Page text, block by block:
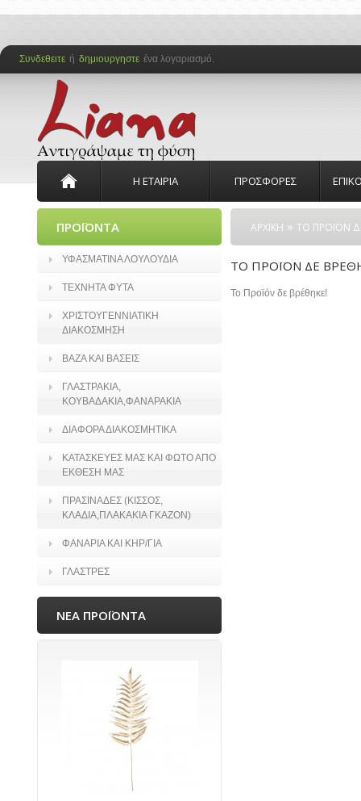
Συνδεθειτε ή δημιουργηστε ένα λογαριασμό.
Η ΕΤΑΙΡΙΑ ΠΡΟΣΦΟΡΕΣ
ΠΡΟΪΟΝΤΑ
ΥΦΑΣΜΑΤΙΝΑ ΛΟΥΛΟΥΔΙΑ
ΤΕΧΝΗΤΑ ΦΥΤΑ
ΧΡΙΣΤΟΥΓΕΝΝΙΑΤΙΚΗ
ΔΙΑΚΟΣΜΗΣΗ
ΒΑΖΑ ΚΑΙ ΒΑΣΕΙΣ
ΓΛΑΣΤΡΑΚΙΑ,
ΚΟΥΒΑΔΑΚΙΑ,ΦΑΝΑΡΑΚΙΑ
ΔΙΑΦΟΡΑ ΔΙΑΚΟΣΜΗΤΙΚΑ
ΚΑΤΑΣΚΕΥΕΣ ΜΑΣ ΚΑΙ ΦΩΤΟ ΑΠΟ
ΕΚΘΕΣΗ ΜΑΣ
ΠΡΑΣΙΝΑΔΕΣ (ΚΙΣΣΟΣ,
ΚΛΑΔΙΑ,ΠΛΑΚΑΚΙΑ ΓΚΑΖΟΝ)
ΦΑΝΑΡΙΑ ΚΑΙ ΚΗΡ/ΓΙΑ
ΓΛΑΣΤΡΕΣ
ΝΕΑ ΠΡΟΪΟΝΤΑ
ΑΡΧΙΚΗ » ΤΟ ΠΡΟΪΟΝ
ΤΟ ΠΡΟΪΟΝ ΔΕ
Το Προϊόν δε βρέθηκε!